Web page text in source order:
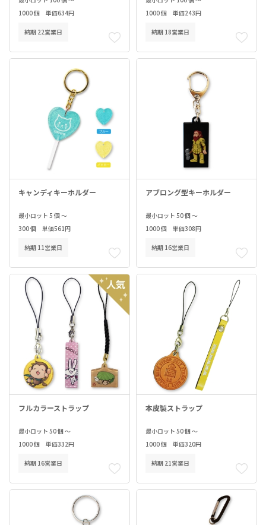
1000 個 単価634円
納期 22営業日
1000 個 単価243円
納期 18営業日
キャンディキーホルダー
最小ロット 5 個 ～
300 個 単価561円
納期 11営業日
アブロング型キーホルダー
最小ロット 50 個 ～
1000 個 単価308円
納期 16営業日
フルカラーストラップ
最小ロット 50 個 ～
1000 個 単価332円
納期 16営業日
本皮製ストラップ
最小ロット 50 個 ～
1000 個 単価320円
納期 21営業日